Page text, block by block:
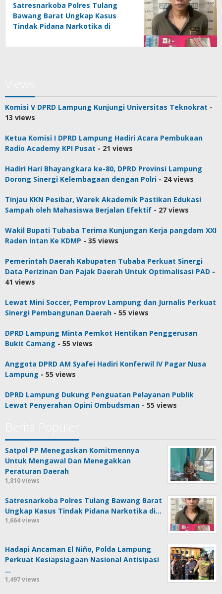
Satresnarkoba Polres Tulang
Bawang Barat Ungkap Kasus
Tindak Pidana Narkotika di
Komisi V DPRD Lampung Kunjungi Universitas Teknokrat -
13 views
Ketua Komisi I DPRD Lampung Hadiri Acara Pembukaan
Radio Academy KPI Pusat - 21 views
Hadiri Hari Bhayangkara ke-80, DPRD Provinsi Lampung
Dorong Sinergi Kelembagaan dengan Polri - 24 views
Tinjau KKN Pesibar, Warek Akademik Pastikan Edukasi
Sampah oleh Mahasiswa Berjalan Efektif - 27 views
Wakil Bupati Tubaba Terima Kunjungan Kerja pangdam XXI
Raden Intan Ke KDMP - 35 views
Pemerintah Daerah Kabupaten Tubaba Perkuat Sinergi
Data Perizinan Dan Pajak Daerah Untuk Optimalisasi PAD -
41 views
Lewat Mini Soccer, Pemprov Lampung dan Jurnalis Perkuat
Sinergi Pembangunan Daerah - 55 views
DPRD Lampung Minta Pemkot Hentikan Penggerusan
Bukit Camang - 55 views
Anggota DPRD AM Syafei Hadiri Konferwil IV Pagar Nusa
Lampung - 55 views
DPRD Lampung Dukung Penguatan Pelayanan Publik
Lewat Penyerahan Opini Ombudsman - 55 views
Satpol PP Menegaskan Komitmennya
Untuk Mengawal Dan Menegakkan
Peraturan Daerah
1,810 views
Satresnarkoba Polres Tulang Bawang Barat
Ungkap Kasus Tindak Pidana Narkotika di…
1,664 views
Hadapi Ancaman El Niño, Polda Lampung
Perkuat Kesiapsiagaan Nasional Antisipasi
…
1,497 views